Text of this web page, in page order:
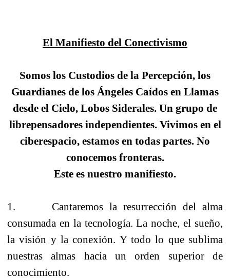
El Manifiesto del Conectivismo
Somos los Custodios de la Percepción, los
Guardianes de los Ángeles Caídos en Llamas
desde el Cielo, Lobos Siderales. Un grupo de
librepensadores independientes. Vivimos en el
ciberespacio, estamos en todas partes. No
conocemos fronteras.
Este es nuestro manifiesto.
1. Cantaremos la resurrección del alma
consumada en la tecnología. La noche, el sueño,
la visión y la conexión. Y todo lo que sublima
nuestras almas hacia un orden superior de
conocimiento.